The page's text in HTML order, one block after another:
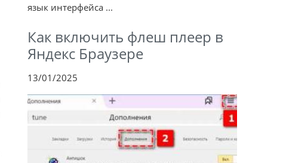
язык интерфейса ...
Как включить флеш плеер в
Яндекс Браузере
13/01/2025